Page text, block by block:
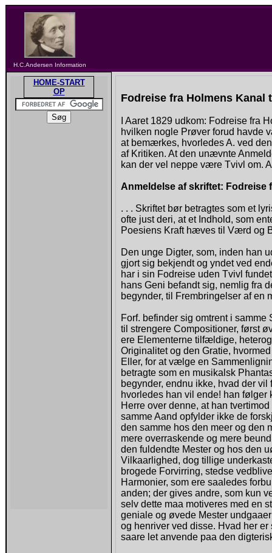
H.C.Andersen Information
HOME-START
OP
Fodreise fra Holmens
I Aaret 1829 udkom: Fodreise fra
hvilken nogle Prøver forud havde
at bemærkes, hvorledes A. ved
af Kritiken. At den unævnte
kan der vel neppe være Tvivl om.
Anmeldelse af skriftet: Fodreise
. . . Skriftet bør betragtes som et
ofte just deri, at et Indhold, som
Poesiens Kraft hæves til Værd og
Den unge Digter, som, inden han
gjort sig bekjendt og yndet ved
har i sin Fodreise uden Tvivl
hans Geni befandt sig, nemlig fra
begynder, til Frembringelser af en
Forf. befinder sig omtrent i
til strengere Compositioner, først
ere Elementerne tilfældige,
Originalitet og den Gratie,
Eller, for at vælge en
betragte som en musikalsk
begynder, endnu ikke, hvad der
hvorledes han vil ende! han
Herre over denne, at han
samme Aand opfylder ikke de
den samme hos den meer og den
mere overraskende og mere
den fuldendte Mester og hos den
Vilkaarlighed, dog tillige
brogede Forvirring, stedse
Harmonier, som ere saaledes
anden; der gives andre, som kun
selv dette maa motiveres med en
geniale og øvede Mester
og henriver ved disse. Hvad her
saare let anvende paa den